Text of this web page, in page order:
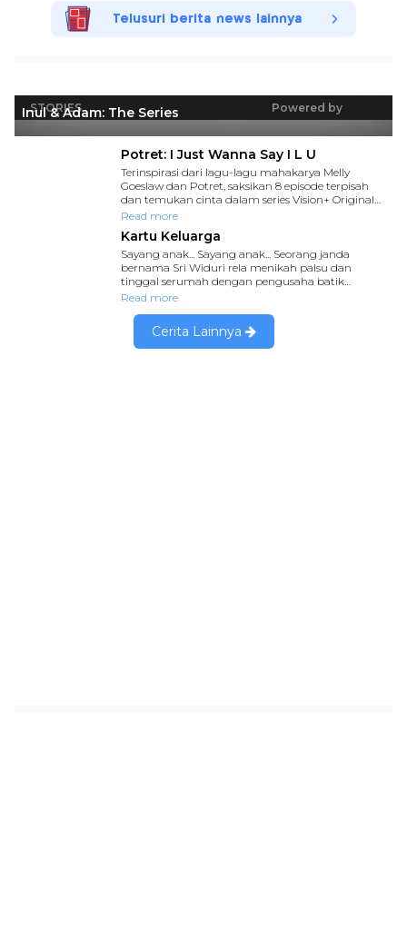
Telusuri berita news lainnya